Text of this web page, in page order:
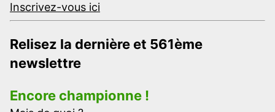
Inscrivez-vous ici
Relisez la dernière et 561ème
newslettre
Encore championne !